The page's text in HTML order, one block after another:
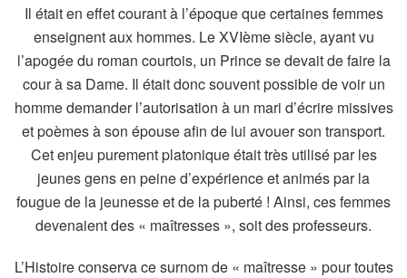
Il était en effet courant à l’époque que certaines femmes
enseignent aux hommes. Le XVIème siècle, ayant vu
l’apogée du roman courtois, un Prince se devait de faire la
cour à sa Dame. Il était donc souvent possible de voir un
homme demander l’autorisation à un mari d’écrire missives
et poèmes à son épouse afin de lui avouer son transport.
Cet enjeu purement platonique était très utilisé par les
jeunes gens en peine d’expérience et animés par la
fougue de la jeunesse et de la puberté ! Ainsi, ces femmes
devenaient des « maîtresses », soit des professeurs.
L’Histoire conserva ce surnom de « maîtresse » pour toutes